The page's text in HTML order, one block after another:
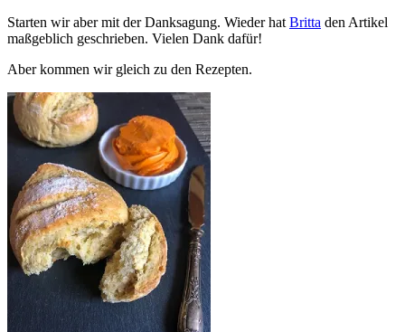
Starten wir aber mit der Danksagung. Wieder hat Britta den Artikel
maßgeblich geschrieben. Vielen Dank dafür!
Aber kommen wir gleich zu den Rezepten.